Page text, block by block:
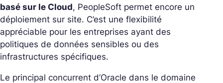
basé sur le Cloud, PeopleSoft permet encore un
déploiement sur site. C’est une flexibilité
appréciable pour les entreprises ayant des
politiques de données sensibles ou des
infrastructures spécifiques.
Le principal concurrent d’Oracle dans le domaine